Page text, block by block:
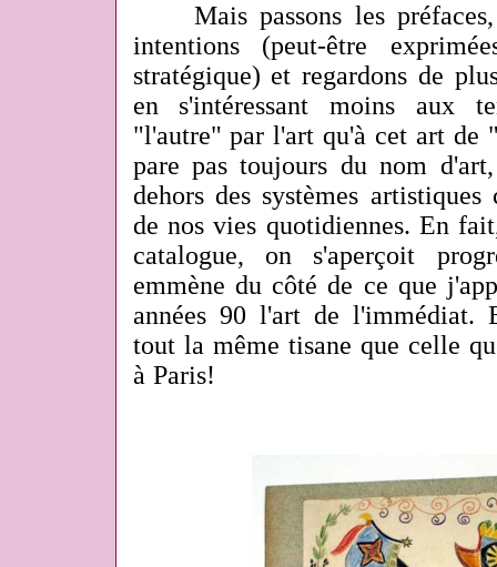
Mais passons les préfaces,
intentions (peut-être
stratégique) et regardons de
en s'intéressant moins aux
"l'autre" par l'art qu'à cet art de
pare pas toujours du nom
dehors des systèmes
de nos vies quotidiennes. En
catalogue, on s'aperçoit
emmène du côté de ce que
années 90 l'art de l'immédiat.
tout la même tisane que celle
à Paris!